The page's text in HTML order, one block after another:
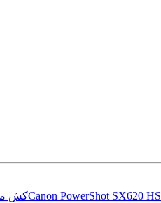
Canon PowerShot SX620 HSکش